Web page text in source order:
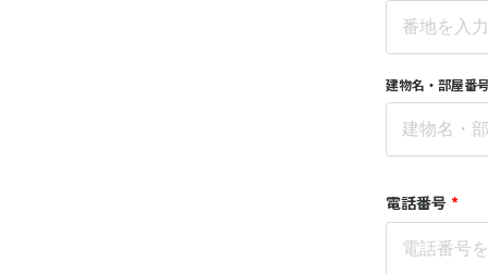
建物名・部屋番
電話番号 *